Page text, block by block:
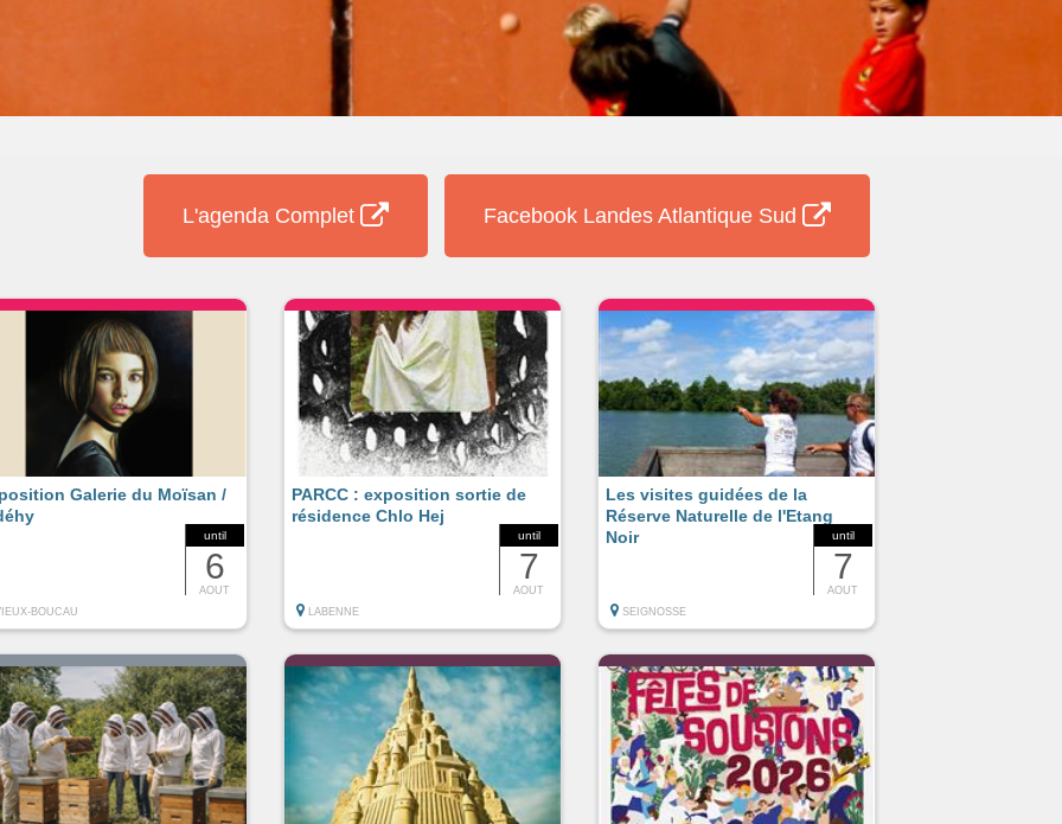
L'agenda Complet Facebook Landes Atlantique Sud
until
6
AOUT
Galerie du Moïsan /
BOUCAU
until
7
AOUT
PARCC : exposition sortie de
résidence Chlo Hej
LABENNE
until
7
AOUT
Les visites guidées de la
Réserve Naturelle de l'Etang
Noir
SEIGNOSSE